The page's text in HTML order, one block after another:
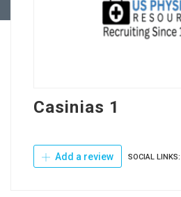
Casinias 1
Add a review SOCIAL LINKS: